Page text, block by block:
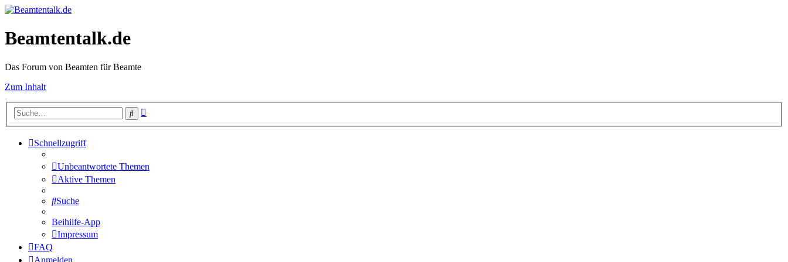
Beamtentalk.de
Das Forum von Beamten für Beamte
Zum Inhalt
Suche
Schnellzugriff
Unbeantwortete Themen
Aktive Themen
Suche
Beihilfe-App
Impressum
FAQ